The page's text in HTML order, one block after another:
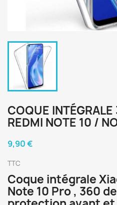
COQUE
REDMI NOTE 10 /
9,90 €
TTC
Coque intégrale
Note 10 Pro , 360